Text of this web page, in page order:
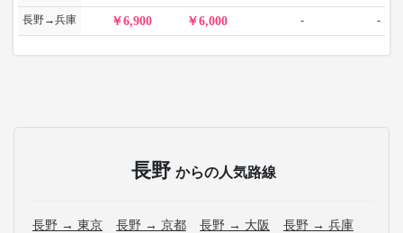
長野→兵庫 6,900 6,000 - -
長野 からの人気路線
長野 → 東京 長野 → 京都 長野 → 大阪 長野 → 兵庫